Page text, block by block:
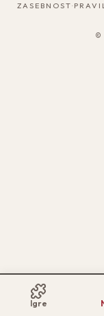
ZASEBNOST·
©
Igre